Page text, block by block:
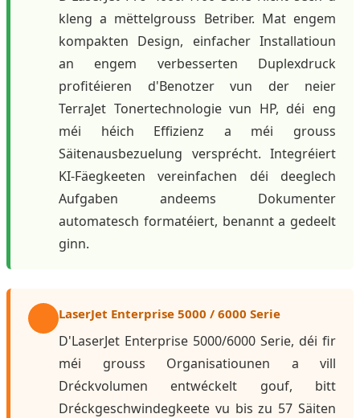
kleng a mëttelgrouss Betriber. Mat engem
kompakten Design, einfacher Installatioun
an engem verbesserten Duplexdruck
profitéieren d'Benotzer vun der neier
TerraJet Tonertechnologie vun HP, déi eng
méi héich Effizienz a méi grouss
Säitenausbezuelung versprécht. Integréiert
KI-Fäegkeeten vereinfachen déi deeglech
Aufgaben andeems Dokumenter
automatesch formatéiert, benannt a gedeelt
ginn.
LaserJet Enterprise 5000 / 6000 Serie
D'LaserJet Enterprise 5000/6000 Serie, déi fir
méi grouss Organisatiounen a vill
Dréckvolumen entwéckelt gouf, bitt
Dréckgeschwindegkeete vu bis zu 57 Säiten